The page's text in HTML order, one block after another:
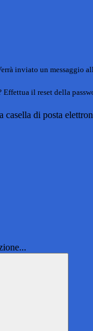
inviato un messaggio
Effettua il reset della
casella di posta